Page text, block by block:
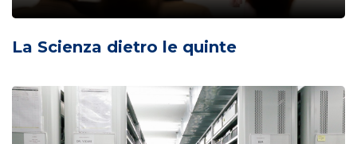
La Scienza dietro le quinte